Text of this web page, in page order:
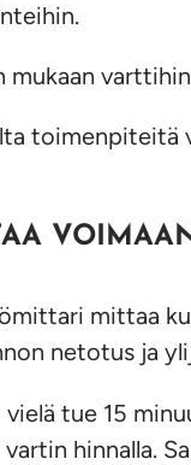
mukaan
toimenpiteitä
mittaa
netotus ja
tue 15
hinnalla.